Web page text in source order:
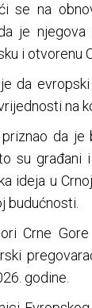
se na
je njegova
i otvorenu
da
na
da
su građani
ideja u
budućnosti.
Crne
godine.